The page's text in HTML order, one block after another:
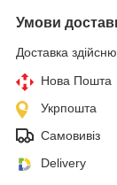
Умови
Доставка
Нова Пошта
Укрпошта
Самовивіз
Delivery